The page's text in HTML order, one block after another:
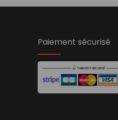
Paiement sécurisé